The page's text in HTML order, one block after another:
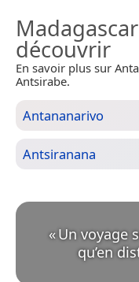
Madagascar
découvrir
En savoir plus sur
Antsirabe.
Antananarivo
Antsiranana
«Un voyage
qu’en